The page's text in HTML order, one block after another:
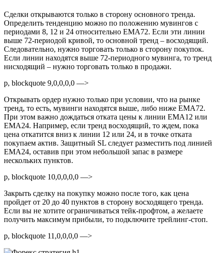
Сделки открываются только в сторону основного тренда.
Определить тенденцию можно по положению мувингов с
периодами 8, 12 и 24 относительно EMA72. Если эти линии
выше 72-периодой кривой, то основной тренд – восходящий.
Следовательно, нужно торговать только в сторону покупок.
Если линии находятся выше 72-периодного мувинга, то тренд
нисходящий – нужно торговать только в продажи.
p, blockquote 9,0,0,0,0 —>
Открывать ордер нужно только при условии, что на рынке
тренд, то есть, мувинги находятся выше, либо ниже EMA72.
При этом важно дождаться отката цены к линии EMA12 или
EMA24. Например, если тренд восходящий, то ждем, пока
цена откатится вниз к линии 12 или 24, и в точке отката
покупаем актив. Защитный SL следует разместить под линией
EMA24, оставив при этом небольшой запас в размере
нескольких пунктов.
p, blockquote 10,0,0,0,0 —>
Закрыть сделку на покупку можно после того, как цена
пройдет от 20 до 40 пунктов в сторону восходящего тренда.
Если вы не хотите ограничиваться тейк-профтом, а желаете
получить максимум прибыли, то подключите трейлинг-стоп.
p, blockquote 11,0,0,0,0 —>